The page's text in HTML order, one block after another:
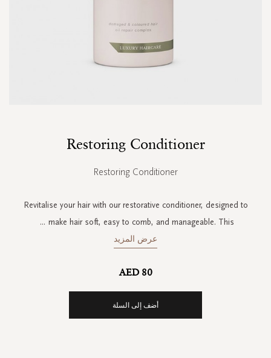
images
Restoring Conditioner
Restoring Conditioner
Revitalise your hair with our restorative conditioner, designed to
make hair soft, easy to comb, and manageable. This
...
عرض المزيد
AED 80
أضف إلى السلة